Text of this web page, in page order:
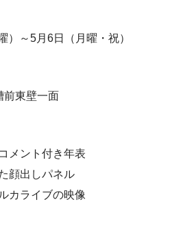
）～5月6日（月曜・祝）
東壁一面
メント付き年表
顔出しパネル
カライブの映像